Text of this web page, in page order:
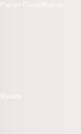
Рэп от CoolzRap.ru
Языки